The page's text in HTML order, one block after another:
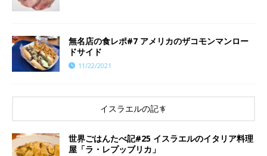
​​無名店の食レポ#7 アメリカのザコモンマンロー
ドサイド
11/22/2021
イスラエルの記事
世界ごはんたべ記#25 イスラエルのイタリア料理
屋「ラ・レプッブリカ」